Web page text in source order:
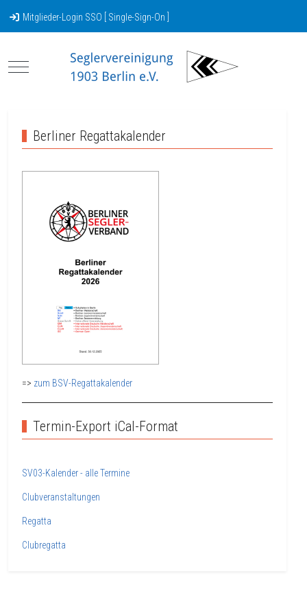
Mitglieder-Login SSO [ Single-Sign-On ]
Mobile Menu Toggle
Berliner Regattakalender
=> zum BSV-Regattakalender
Termin-Export iCal-Format
SV03-Kalender - alle Termine
Clubveranstaltungen
Regatta
Clubregatta